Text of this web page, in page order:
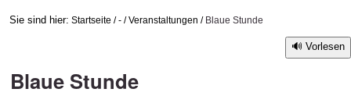
Sie sind hier: Startseite /- /Veranstaltungen / Blaue Stunde
Vorlesen
Blaue Stunde